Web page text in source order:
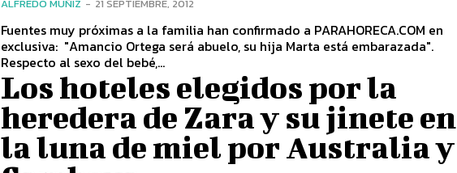
ALFREDO MUÑIZ - 21 SEPTIEMBRE, 2012
Fuentes muy próximas a la familia han confirmado a PARAHORECA.COM en
exclusiva: "Amancio Ortega será abuelo, su hija Marta está embarazada".
Respecto al sexo del bebé,...
Los hoteles elegidos por la
heredera de Zara y su jinete en
la luna de miel por Australia y